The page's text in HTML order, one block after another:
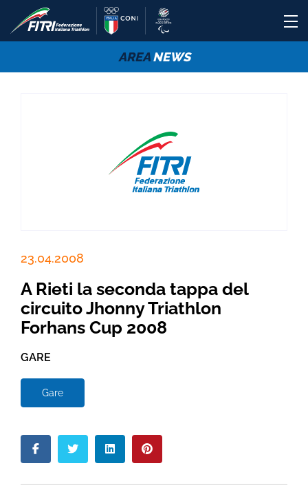
AREANEWS
23.04.2008
A Rieti la seconda tappa del
circuito Jhonny Triathlon
Forhans Cup 2008
GARE
Gare